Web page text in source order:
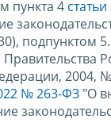
пункта 4
2004,
№ 263-ФЗ "О